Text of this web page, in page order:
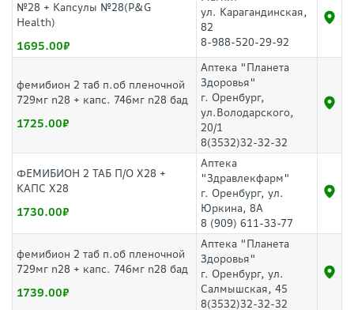
№28 + Капсулы №28(P&G
Health)
1695.00
ул. Карагандинская,
82
8-988-520-29-92
фемибион 2 таб п.об пленочной
729мг n28 + капс. 746мг n28 бад
1725.00
Аптека "Планета
Здоровья"
г. Оренбург,
ул.Володарского,
20/1
8(3532)32-32-32
ФЕМИБИОН 2 ТАБ П/О Х28 +
КАПС Х28
1730.00
Аптека
"Здравлекфарм"
г. Оренбург, ул.
Юркина, 8А
8 (909) 611-33-77
фемибион 2 таб п.об пленочной
729мг n28 + капс. 746мг n28 бад
1739.00
Аптека "Планета
Здоровья"
г. Оренбург, ул.
Салмышская, 45
8(3532)32-32-32